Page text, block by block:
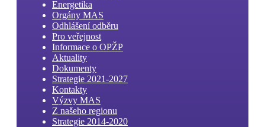
Energetika
Orgány MAS
Odhlášení odběru
Pro veřejnost
Informace o OPŽP
Aktuality
Dokumenty
Strategie 2021-2027
Kontakty
Výzvy MAS
Z našeho regionu
Strategie 2014-2020